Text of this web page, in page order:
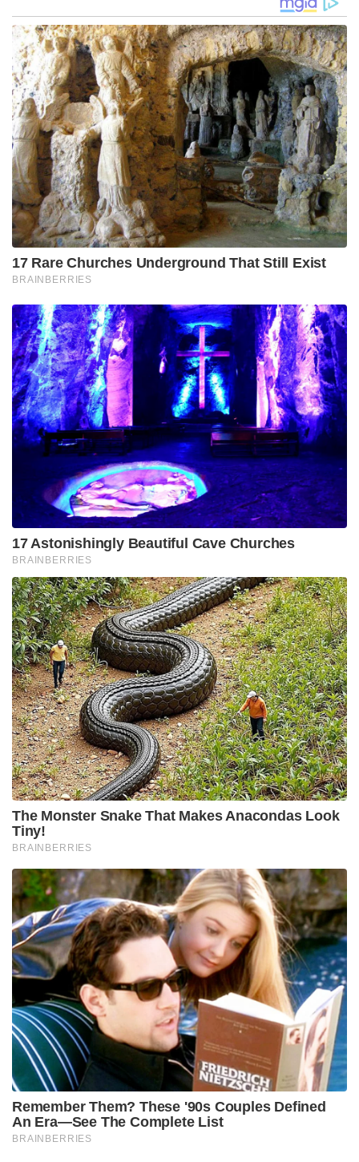
അഞ്ച് ദിവസത്തെ സന്ദർശനത്തിനായി ഞായറാഴ്ച
ആണ് ന്യൂസിലാൻഡ് പ്രധാനമന്ത്രി ഇന്ത്യയിൽ
എത്തിയത്. ഇന്ത്യൻ സന്ദർശനത്തിന്റെ ഭാഗമായി
കഴിഞ്ഞ ദിവസം അദ്ദേഹം ഹോളി ആഘോഷങ്ങളിലും
പങ്കെടുത്തിരുന്നു. ഡൽഹിയിലെ ഹൈദരാബാദ്
ഹൗസിൽ വച്ചായിരുന്നു അദ്ദേഹം ഇന്ത്യൻ
പ്രധാനമന്ത്രിയുമായി കൂടിക്കാഴ്ച നടത്തിയത്. ഇരു
രാജ്യങ്ങളും തമ്മിലുള്ള സ്വതന്ത്ര വ്യാപാര കരാറിനുള്ള
(എഫ്‌ടി‌എ) ചർച്ചകൾ വൈകാതെ തന്നെ
ആരംഭിച്ചേക്കും. വിദേശകാര്യ മന്ത്രി എസ്.
ജയശങ്കറുമായും ക്രിസ്റ്റഫർ ലക്സൺ കൂടിക്കാഴ്ച
നടത്തും.
Tags: Christopher Luxon